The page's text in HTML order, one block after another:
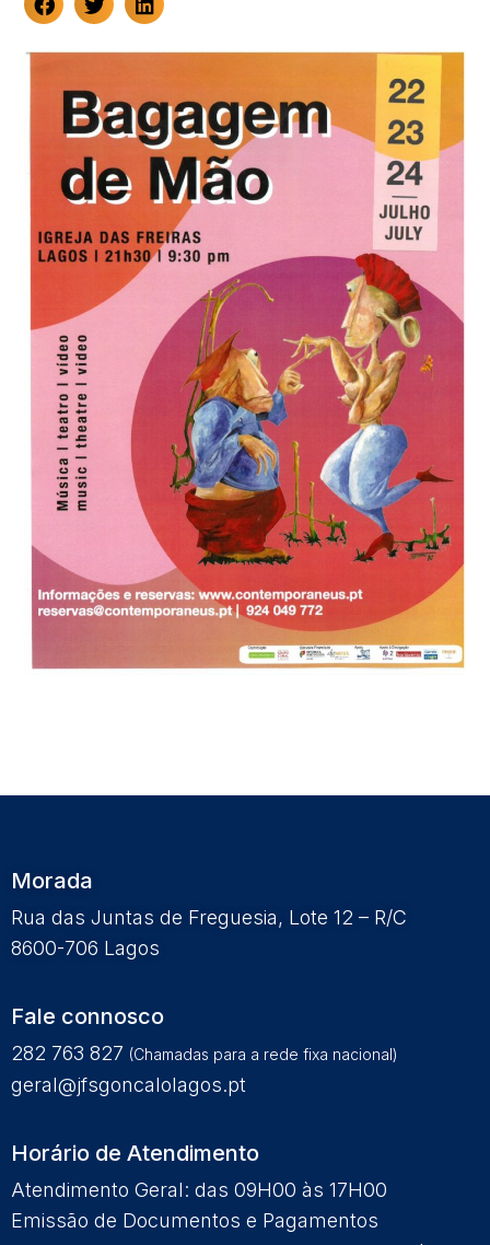
Morada
Rua das Juntas de Freguesia, Lote 12 – R/C
8600-706 Lagos
Fale connosco
282 763 827 (Chamadas para a rede fixa nacional)
geral@jfsgoncalolagos.pt
Horário de Atendimento
Atendimento Geral: das 09H00 às 17H00
Emissão de Documentos e Pagamentos